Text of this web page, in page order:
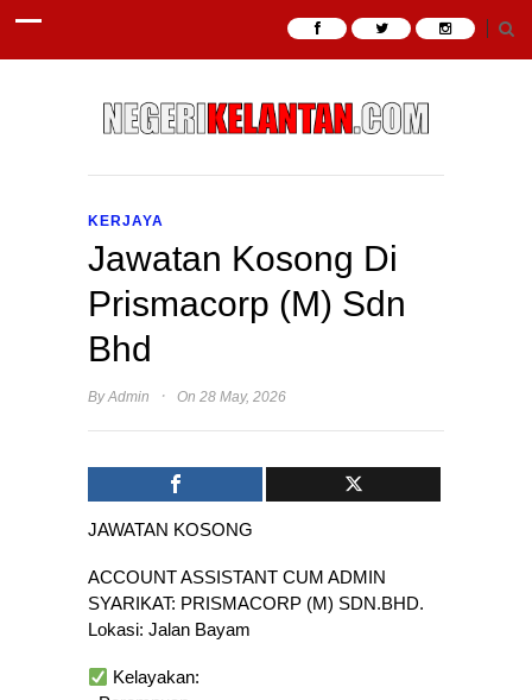
KERJAYA
Jawatan Kosong Di
Prismacorp (M) Sdn
Bhd
ByAdmin · On 28 May, 2026
JAWATAN KOSONG
ACCOUNT ASSISTANT CUM ADMIN
SYARIKAT: PRISMACORP (M) SDN.BHD.
Lokasi: Jalan Bayam
Kelayakan: